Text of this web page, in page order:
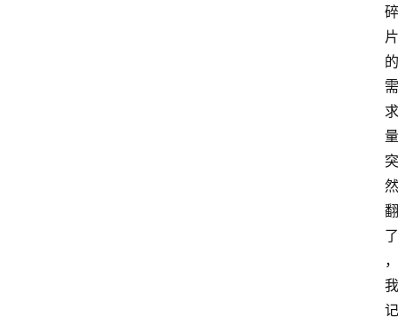
碎
片
的
需
求
量
突
然
翻
了
，
我
记